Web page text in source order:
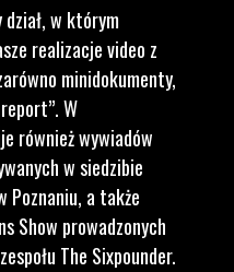
w którym
realizacje video z
minidokumenty,
W
również wywiadów
w siedzibie
Poznaniu, a także
Show prowadzonych
The Sixpounder.